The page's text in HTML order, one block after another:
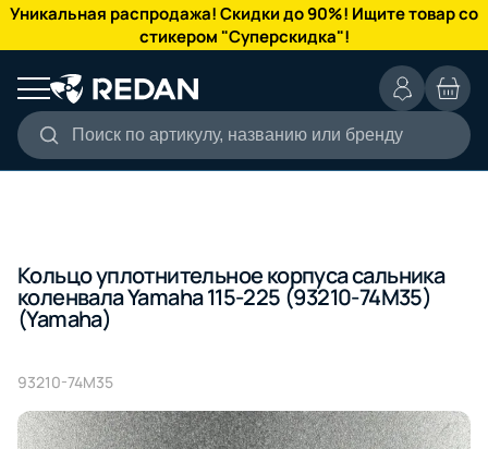
Уникальная распродажа! Скидки до 90%! Ищите товар со
стикером "Суперскидка"!
Поиск по артикулу, названию или бренду
КАТАЛОГ
Кольцо уплотнительное корпуса сальника
коленвала Yamaha 115-225 (93210-74M35)
(Yamaha)
93210-74M35